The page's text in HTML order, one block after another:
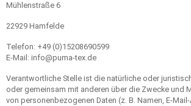
Mühlenstraße 6
22929 Hamfelde
Telefon: +49 (0)15208690599
E-Mail: info@puma-tex.de
Verantwortliche Stelle ist die natürliche oder
oder gemeinsam mit anderen über die Zwecke und
von personenbezogenen Daten (z. B. Namen, E-